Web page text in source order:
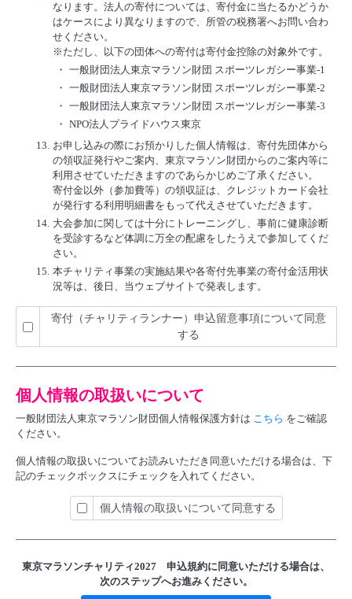
なります。法人の寄付については、寄付金に当たるかどうか
はケースにより異なりますので、所管の税務署へお問い合わ
せください。
※ただし、以下の団体への寄付は寄付金控除の対象外です。
・ 一般財団法人東京マラソン財団 スポーツレガシー事業-1
・ 一般財団法人東京マラソン財団 スポーツレガシー事業-2
・ 一般財団法人東京マラソン財団 スポーツレガシー事業-3
・ NPO法人プライドハウス東京
13. お申し込みの際にお預かりした個人情報は、寄付先団体から
の領収証発行やご案内、東京マラソン財団からのご案内等に
利用させていただきますのであらかじめご了承ください。
寄付金以外（参加費等）の領収証は、クレジットカード会社
が発行する利用明細書をもって代えさせていただきます。
14. 大会参加に関しては十分にトレーニングし、事前に健康診断
を受診するなど体調に万全の配慮をしたうえで参加してくだ
さい。
15. 本チャリティ事業の実施結果や各寄付先事業の寄付金活用状
況等は、後日、当ウェブサイトで発表します。
寄付（チャリティランナー）申込留意事項について同意
する
個人情報の取扱いについて
一般財団法人東京マラソン財団個人情報保護方針は こちら をご確認
ください。
個人情報の取扱いについてお読みいただき同意いただける場合は、下
記のチェックボックスにチェックを入れてください。
個人情報の取扱いについて同意する
東京マラソンチャリティ2027 申込規約に同意いただける場合は、
次のステップへお進みください。